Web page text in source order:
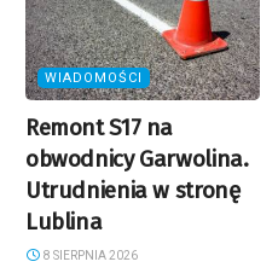
WIADOMOŚCI
Remont S17 na
obwodnicy Garwolina.
Utrudnienia w stronę
Lublina
8 SIERPNIA 2026